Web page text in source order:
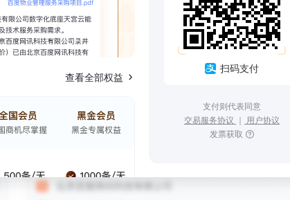
查看全部权益
扫码支付
支付则代表同意
交易服务协议 ｜ 用户协议
发票获取